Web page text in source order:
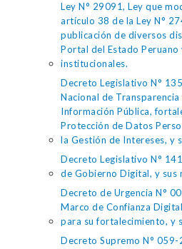
Ley N° 29091, Ley que
artículo 38 de la Ley N°
publicación de diversos
Portal del Estado
institucionales.
Decreto Legislativo N°
Nacional de Transparencia
Información Pública,
Protección de Datos
la Gestión de Intereses, y
Decreto Legislativo N°
de Gobierno Digital, y sus
Decreto de Urgencia N°
Marco de Confianza
para su fortalecimiento, y
Decreto Supremo N°